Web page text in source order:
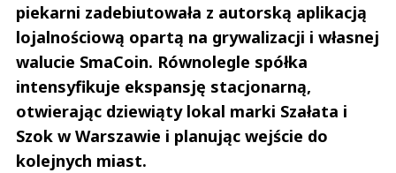
piekarni zadebiutowała z autorską aplikacją
lojalnościową opartą na grywalizacji i własnej
walucie SmaCoin. Równolegle spółka
intensyfikuje ekspansję stacjonarną,
otwierając dziewiąty lokal marki Szałata i
Szok w Warszawie i planując wejście do
kolejnych miast.